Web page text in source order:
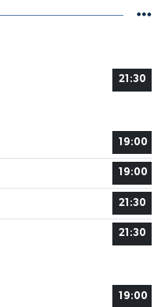
21:30
19:00
19:00
21:30
21:30
19:00